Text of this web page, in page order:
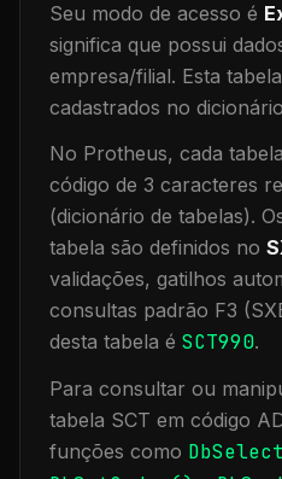
Seu modo de acesso é
significa que possui
empresa/filial. Esta
cadastrados no
No Protheus, cada
código de 3 caracteres
(dicionário de tabelas).
tabela são definidos no
validações, gatilhos
consultas padrão F3
desta tabela é SCT990.
Para consultar ou
tabela SCT em código
funções como